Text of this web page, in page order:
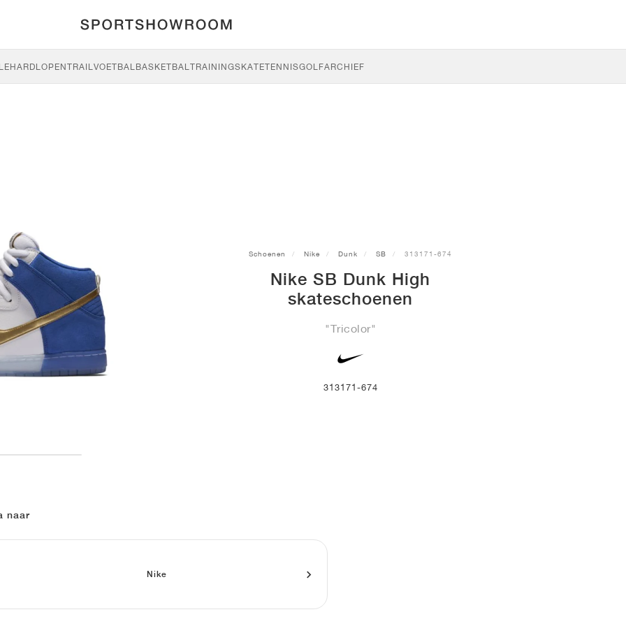
HARDLOPENTRAILVOETBALBASKETBALTRAININGSKATETENNISGOLFARCHIEF
Schoenen Nike Dunk SB 313171-674
Nike SB Dunk High
skateschoenen
"Tricolor"
313171-674
naar
Nike